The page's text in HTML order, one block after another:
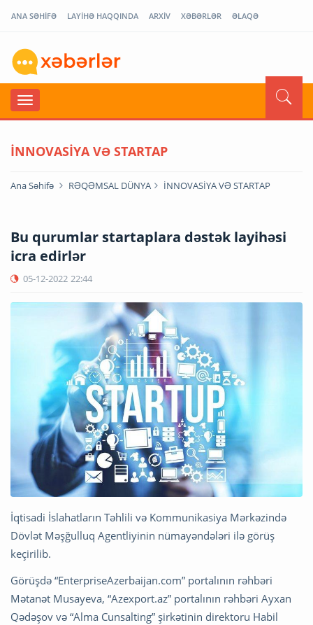
ANA SƏHİFƏ LAYİHƏ HAQQINDA ARXİV XƏBƏRLƏR ƏLAQƏ
İNNOVASİYA VƏ STARTAP
Ana Səhifə RƏQƏMSAL DÜNYA İNNOVASİYA VƏ STARTAP
Bu qurumlar startaplara dəstək layihəsi
icra edirlər
05-12-2022 22:44
İqtisadi İslahatların Təhlili və Kommunikasiya Mərkəzində
Dövlət Məşğulluq Agentliyinin nümayəndələri ilə görüş
keçirilib.
Görüşdə “EnterpriseAzerbaijan.com” portalının rəhbəri
Mətanət Musayeva, “Azexport.az” portalının rəhbəri Ayxan
Qədəşov və “Alma Cunsalting” şirkətinin direktoru Habil